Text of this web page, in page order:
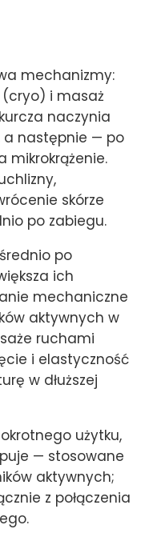
mechanizmy:
(cryo) i masaż
naczynia
a następnie — po
mikrokrążenie.
skórze
po zabiegu.
po
ich
mechaniczne
aktywnych w
ruchami
i elastyczność
w dłuższej
użytku,
— stosowane
aktywnych;
z połączenia